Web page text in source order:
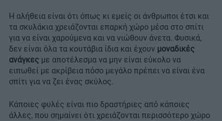
Η αλήθεια είναι ότι όπως κι εμείς οι άνθρωποι έτσι και
τα σκυλάκια χρειάζονται επαρκή χώρο μέσα στο σπίτι
για να είναι χαρούμενα και να νιώθουν άνετα. Φυσικά,
δεν είναι όλα τα κουτάβια ίδια και έχουν μοναδικές
ανάγκες με αποτέλεσμα να μην είναι εύκολο να
ειπωθεί με ακρίβεια πόσο μεγάλο πρέπει να είναι ένα
σπίτι για να ζει ένας σκύλος.
Κάποιες φυλές είναι πιο δραστήριες από κάποιες
άλλες, που σημαίνει ότι χρειάζονται περισσότερο χώρο